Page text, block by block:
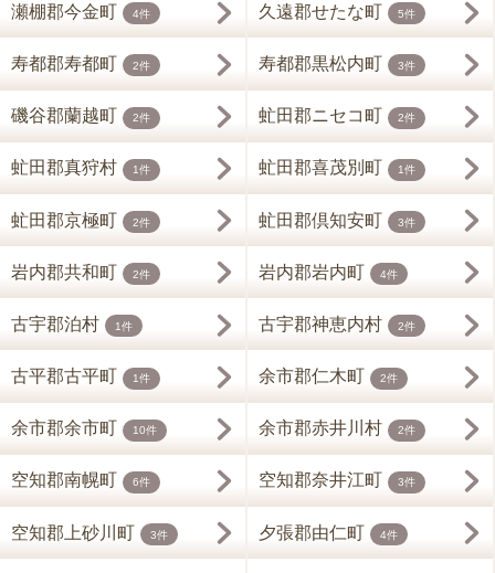
瀬棚郡今金町 4件 久遠郡せたな町 5件
寿都郡寿都町 2件 寿都郡黒松内町 3件
磯谷郡蘭越町 2件 虻田郡ニセコ町 2件
虻田郡真狩村 1件 虻田郡喜茂別町 1件
虻田郡京極町 2件 虻田郡倶知安町 3件
岩内郡共和町 2件 岩内郡岩内町 4件
古宇郡泊村 1件 古宇郡神恵内村 2件
古平郡古平町 1件 余市郡仁木町 2件
余市郡余市町 10件 余市郡赤井川村 2件
空知郡南幌町 6件 空知郡奈井江町 3件
空知郡上砂川町 3件 夕張郡由仁町 4件